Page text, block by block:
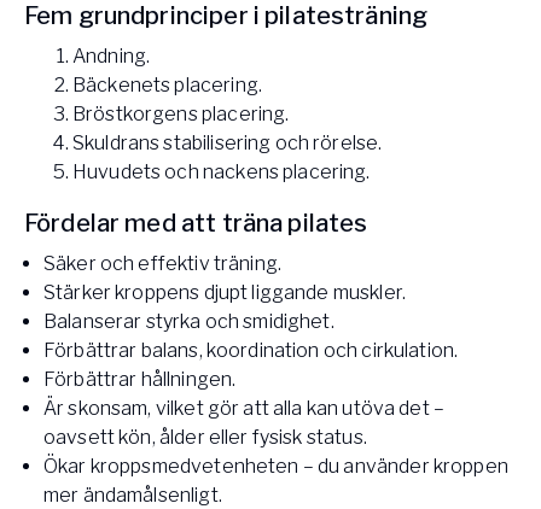
Fem grundprinciper i pilatesträning
Andning.
Bäckenets placering.
Bröstkorgens placering.
Skuldrans stabilisering och rörelse.
Huvudets och nackens placering.
Fördelar med att träna pilates
Säker och effektiv träning.
Stärker kroppens djupt liggande muskler.
Balanserar styrka och smidighet.
Förbättrar balans, koordination och cirkulation.
Förbättrar hållningen.
Är skonsam, vilket gör att alla kan utöva det –
oavsett kön, ålder eller fysisk status.
Ökar kroppsmedvetenheten – du använder kroppen
mer ändamålsenligt.